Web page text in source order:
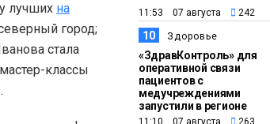
лучших на
город;
стала
классы
11:53 07 августа 242
10 Здоровье
«ЗдравКонтроль» для
оперативной связи
пациентов с
медучреждениями
запустили в регионе
11:10 07 августа 263